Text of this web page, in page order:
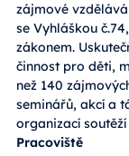
zájmové
se Vyhláškou
zákonem.
činnost pro děti,
než 140
seminářů, akcí a
organizací
Pracoviště